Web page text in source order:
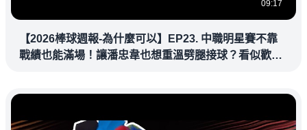
09:17
【2026棒球週報-為什麼可以】EP23. 中職明星賽不靠
戰績也能滿場！讓潘忠韋也想重溫劈腿接球？看似歡樂